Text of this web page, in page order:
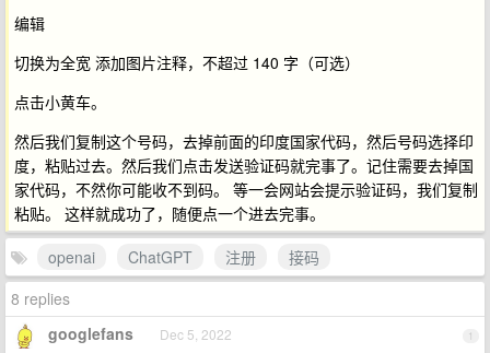
编辑
切换为全宽 添加图片注释，不超过 140 字（可选）
点击小黄车。
然后我们复制这个号码，去掉前面的印度国家代码，然后号码选择印
度，粘贴过去。然后我们点击发送验证码就完事了。记住需要去掉国
家代码，不然你可能收不到码。 等一会网站会提示验证码，我们复制
粘贴。 这样就成功了，随便点一个进去完事。
openai
ChatGPT 注册
接码
8 replies
1
googlefans Dec 5, 2022